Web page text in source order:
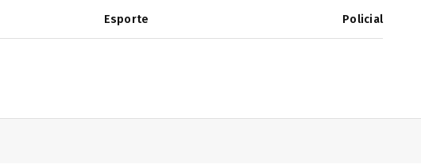
Esporte Policial